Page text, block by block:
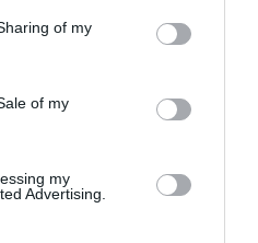
of my
of my
my
Advertising.της Καλαμάτας